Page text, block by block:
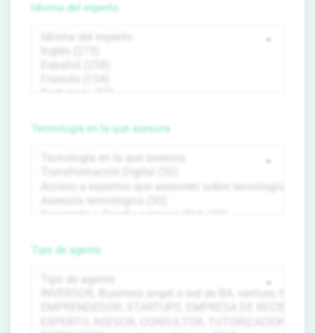
Idioma del experto
Tecnología en la que asesora
Tipo de agente